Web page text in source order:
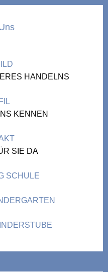
HANDELNS
KENNEN
SIE DA
SCHULE